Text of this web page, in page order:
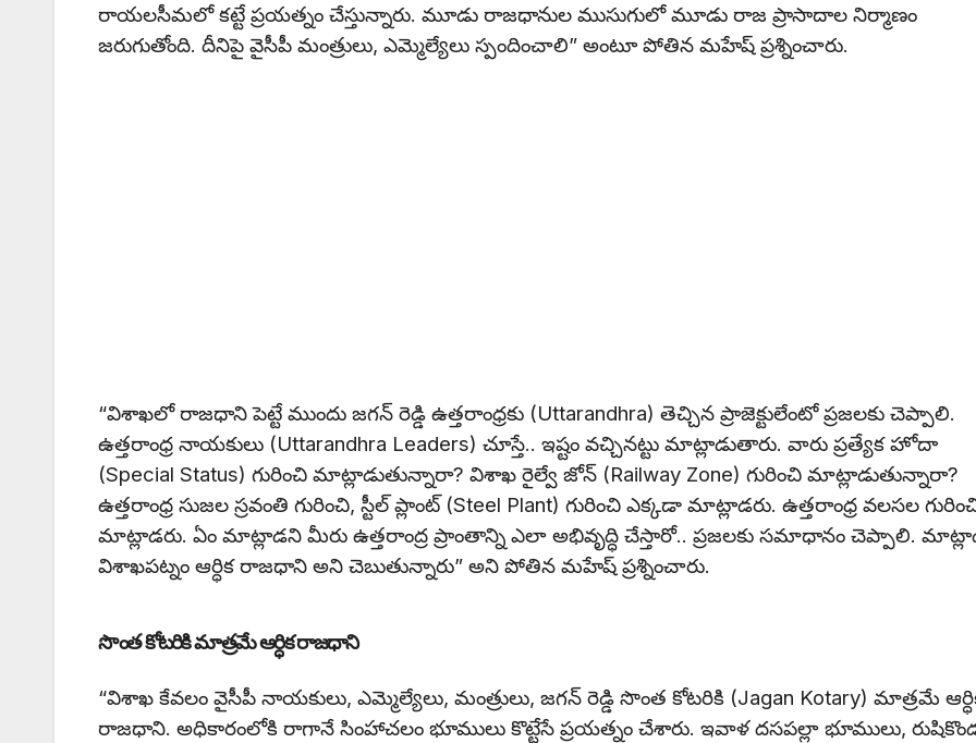
రాయలసీమలో కట్టే ప్రయత్నం చేస్తున్నారు. మూడు రాజధానుల ముసుగులో మూడు రాజ ప్రాసాదాల నిర్మాణం
జరుగుతోంది. దీనిపై వైసీపీ మంత్రులు, ఎమ్మెల్యేలు స్పందించాలి” అంటూ పోతిన మహేష్ ప్రశ్నించారు.
“విశాఖలో రాజధాని పెట్టే ముందు జగన్ రెడ్డి ఉత్తరాంధ్రకు (Uttarandhra) తెచ్చిన ప్రాజెక్టులేంటో ప్రజలకు చెప్పాలి.
ఉత్తరాంధ్ర నాయకులు (Uttarandhra Leaders) చూస్తే.. ఇష్టం వచ్చినట్టు మాట్లాడుతారు. వారు ప్రత్యేక హోదా
(Special Status) గురించి మాట్లాడుతున్నారా? విశాఖ రైల్వే జోన్ (Railway Zone) గురించి మాట్లాడుతున్నారా?
ఉత్తరాంధ్ర సుజల స్రవంతి గురించి, స్టీల్ ప్లాంట్ (Steel Plant) గురించి ఎక్కడా మాట్లాడరు. ఉత్తరాంధ్ర వలసల
మాట్లాడరు. ఏం మాట్లాడని మీరు ఉత్తరాంద్ర ప్రాంతాన్ని ఎలా అభివృద్ధి చేస్తారో.. ప్రజలకు సమాధానం చెప్పాలి.
విశాఖపట్నం ఆర్ధిక రాజధాని అని చెబుతున్నారు” అని పోతిన మహేష్ ప్రశ్నించారు.
సొంత కోటరికి మాత్రమే ఆర్ధిక రాజధాని
“విశాఖ కేవలం వైసీపీ నాయకులు, ఎమ్మెల్యేలు, మంత్రులు, జగన్ రెడ్డి సొంత కోటరికి (Jagan Kotary) మాత్రమే
రాజధాని. అధికారంలోకి రాగానే సింహాచలం భూములు కొట్టేసే ప్రయత్నం చేశారు. ఇవాళ దసపల్లా భూములు,